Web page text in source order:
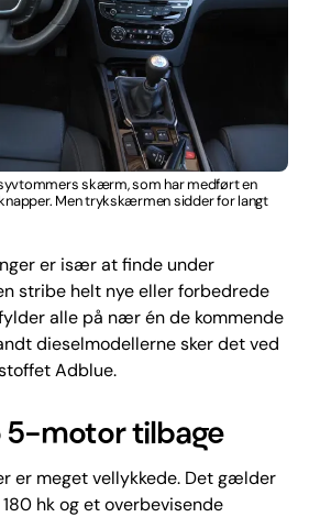
skærm, som har medført en
Men trykskærmen sidder for langt
er især at finde under
stribe helt nye eller forbedrede
alle på nær én de kommende
dieselmodellerne sker det ved
Adblue.
5-motor tilbage
er meget vellykkede. Det gælder
hk og et overbevisende